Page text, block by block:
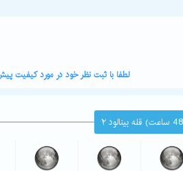
لطفا با ثبت نظر خود در مورد کیفیت